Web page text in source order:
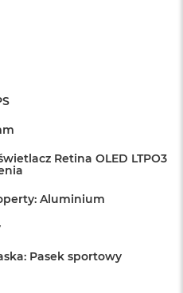
Retina OLED LTPO3
Aluminium
Pasek sportowy